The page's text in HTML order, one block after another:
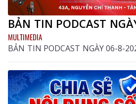
BẢN TIN PODCAST
MULTIMEDIA
BẢN TIN PODCAST NGÀY 06-8-